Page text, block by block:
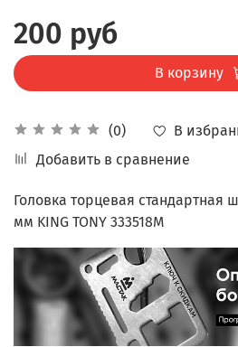
(0)
В
Добавить в сравнение
200 руб
В корзину
Головка торцевая стандартная
мм KING TONY 333518M